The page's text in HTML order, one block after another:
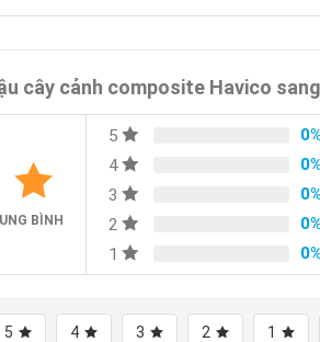
cây cảnh composite Havico
BÌNH
5
4
3
2
1
5 4 3 2 1